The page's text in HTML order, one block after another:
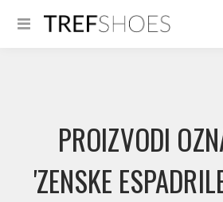
PROIZVODI
'ZENSKE